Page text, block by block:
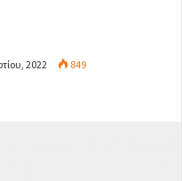
2022 849